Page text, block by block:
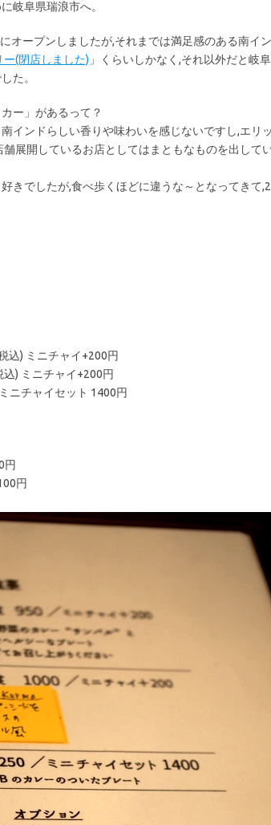
岐阜県瑞浪市へ。
オープンしましたが,それまでは満足感のある南イ
ー(閉店しました) 」くらいしかなく,それ以外だと岐
た。
ー」があるって？
インドらしい香りや味わいを感じないですし,エリ
展開しているお店としてはまともなものを出して
きでしたが,食べ歩くほどに違うな～となってきて
込) ミニチャイ+200円
) ミニチャイ+200円
ニチャイセット 1400円
円
円